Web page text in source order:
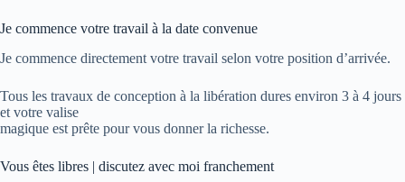
Je commence votre travail à la date convenue
Je commence directement votre travail selon votre position d’arrivée.
Tous les travaux de conception à la libération dures environ 3 à 4 jours
et votre valise
magique est prête pour vous donner la richesse.
Vous êtes libres | discutez avec moi franchement